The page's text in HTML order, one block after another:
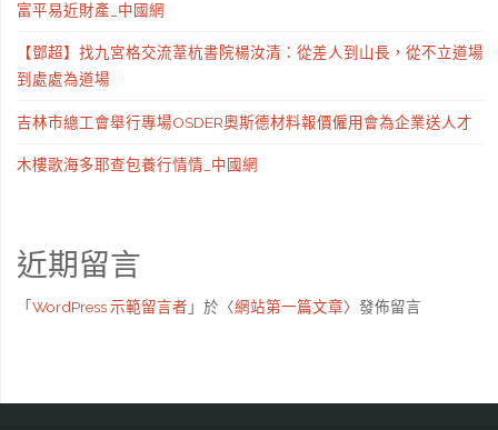
富平易近財產_中國網
【鄧超】找九宮格交流葦杭書院楊汝清：從差人到山長，從不立道場
到處處為道場
吉林市總工會舉行專場OSDER奧斯德材料報價僱用會為企業送人才
木樓歌海多耶查包養行情情_中國網
近期留言
「 WordPress 示範留言者 」於〈網站第一篇文章〉發佈留言